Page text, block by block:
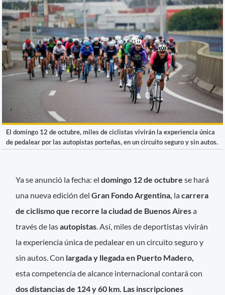
El domingo 12 de octubre, miles de ciclistas vivirán la experiencia única
de pedalear por las autopistas porteñas, en un circuito seguro y sin autos.
Ya se anunció la fecha: eldomingo 12 de octubre se hará
una nueva edición delGran Fondo Argentina, lacarrera
de ciclismo que recorre la ciudad de Buenos Airesa
través de lasautopistas . Así, miles de deportistas vivirán
la experiencia única de pedalear en un circuito seguro y
sin autos. Con largada y llegada en Puerto Madero,
esta competencia de alcance internacional contará con
dos distancias de 124 y 60 km. Las inscripciones